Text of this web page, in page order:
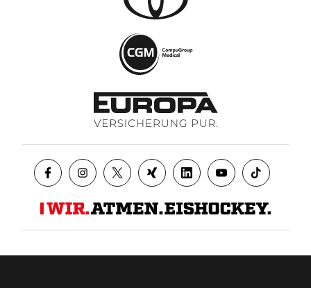
Datenschutz AGB Impressum Kontakt Presse